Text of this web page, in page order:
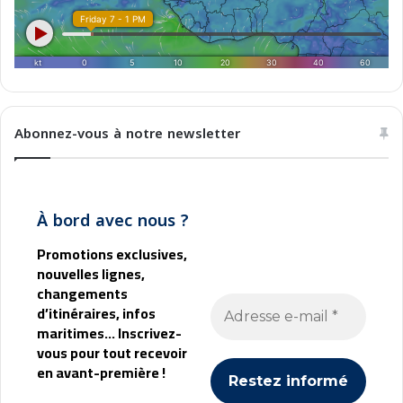
t
e
n
i
b
i
e
s
t
r
o
n
o
m
Abonnez-vous à notre newsletter
À bord avec nous ?
Promotions exclusives,
nouvelles lignes,
changements
d’itinéraires, infos
maritimes... Inscrivez-
vous pour tout recevoir
en avant-première !